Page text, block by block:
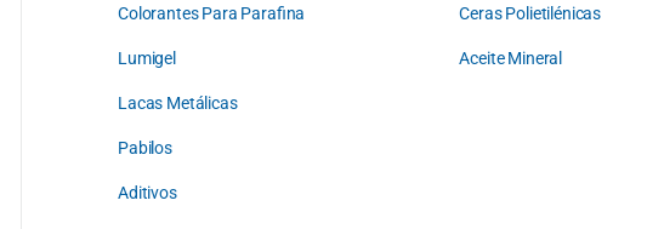
Colorantes Para Parafina
Lumigel
Lacas Metálicas
Pabilos
Aditivos
Ceras Polietilénicas
Aceite Mineral